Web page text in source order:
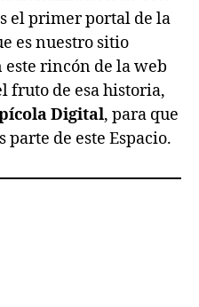
el primer portal de la
es nuestro sitio
rincón de la web
fruto de esa historia,
Digital, para que
parte de este Espacio.